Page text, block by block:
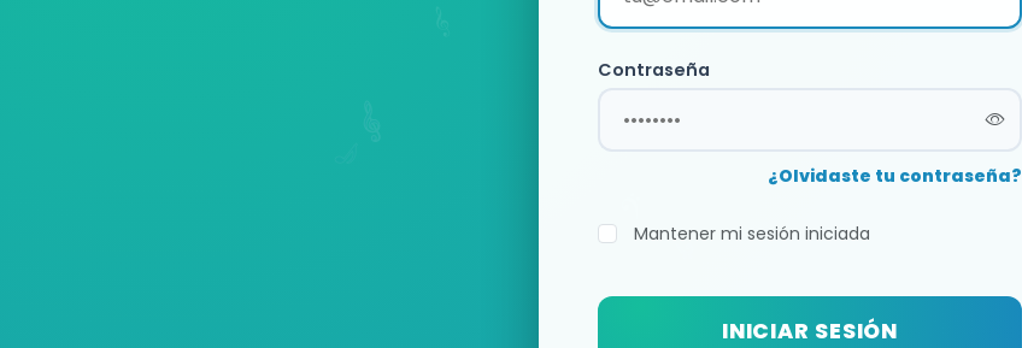
Contraseña
¿Olvidaste tu contraseña?
Mantener mi sesión iniciada
INICIAR SESIÓN